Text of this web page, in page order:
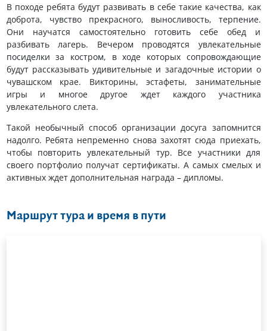
В походе ребята будут развивать в себе такие качества, как
доброта, чувство прекрасного, выносливость, терпение.
Они научатся самостоятельно готовить себе обед и
разбивать лагерь. Вечером проводятся увлекательные
посиделки за костром, в ходе которых сопровождающие
будут рассказывать удивительные и загадочные истории о
чувашском крае. Викторины, эстафеты, занимательные
игры и многое другое ждет каждого участника
увлекательного слета.
Такой необычный способ организации досуга запомнится
надолго. Ребята непременно снова захотят сюда приехать,
чтобы повторить увлекательный тур. Все участники для
своего портфолио получат сертификаты. А самых смелых и
активных ждет дополнительная награда – дипломы.
Маршрут тура и время в пути